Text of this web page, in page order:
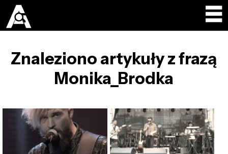
Znaleziono artykuły z frazą
Monika_Brodka